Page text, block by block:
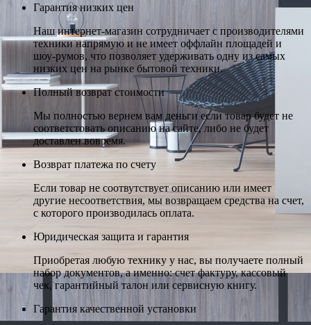
Гарантия низких цен
Наш интернет-магазин сотрудничает с производителями
техники напрямую и не имеет оффлайн площадей и
шоу-румов, что позволяет удерживать одну из самых
низких цен на рынке бытовой техники.
Полный возврат стоимости
Мы полностью вернем вам деньги если товар будет не
соответстовать описанию на сайте, либо не будет
доставлен вовремя.
Возврат платежа по счету
Если товар не соотвутствует описанию или имеет
другие несоответствия, мы возвращаем средства на счет,
с которого производилась оплата.
Юридическая защита и гарантия
Приобретая любую технику у нас, вы получаете полный
набор документов, а именно: счет фактуру, кассовый
чек, гарантийный талон или сервисную книгу.
Гарантия качественной установки